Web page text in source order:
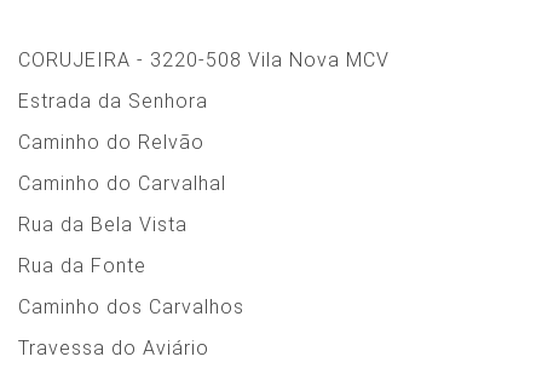
CORUJEIRA - 3220-508 Vila Nova MCV
Estrada da Senhora
Caminho do Relvão
Caminho do Carvalhal
Rua da Bela Vista
Rua da Fonte
Caminho dos Carvalhos
Travessa do Aviário